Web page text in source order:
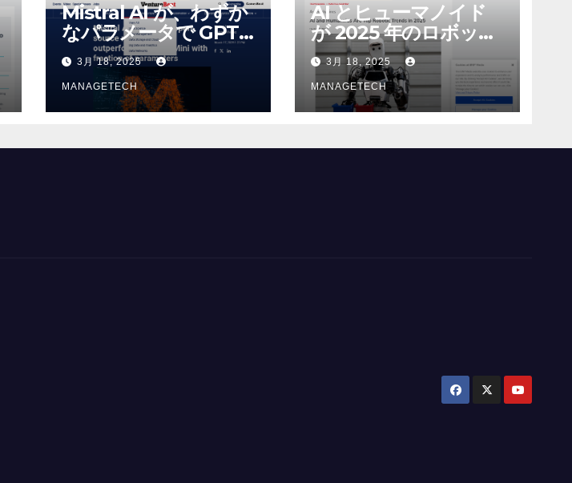
Mistral AI が、わずか
なパラメータで GPT-
4o Mini を上回る新し
いオープンソース モ
デルをリリース |
VentureBeat
3月 18, 2025
MANAGETECH
AI とヒューマノイド
が 2025 年のロボット
のトップトレンドに |
ASSEMBLY
3月 18, 2025
MANAGETECH